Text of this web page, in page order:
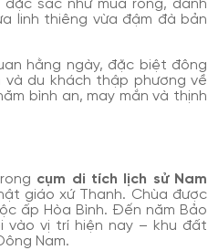
sắc như múa rồng, đánh
linh thiêng vừa đậm đà bản
hằng ngày, đặc biệt đông
du khách thập phương về
bình an, may mắn và thịnh
cụm di tích lịch sử Nam
giáo xứ Thanh. Chùa được
ấp Hòa Bình. Đến năm Bảo
vào vị trí hiện nay – khu đất
Nam.